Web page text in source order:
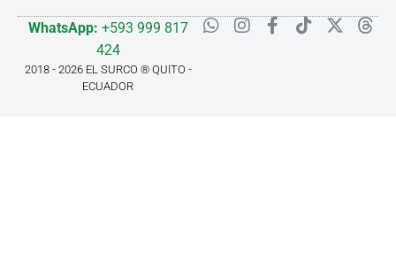
WhatsApp: +593 999 817
424
2018 - 2026 EL SURCO ® QUITO -
ECUADOR